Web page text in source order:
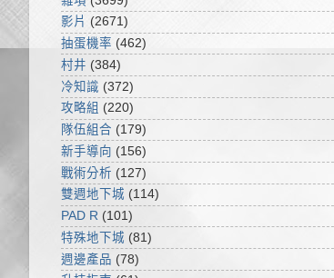
影片 (2671)
抽蛋機率 (462)
村井 (384)
冷知識 (372)
攻略組 (220)
隊伍組合 (179)
新手導向 (156)
戰術分析 (127)
雙週地下城 (114)
PAD R (101)
特殊地下城 (81)
週邊產品 (78)